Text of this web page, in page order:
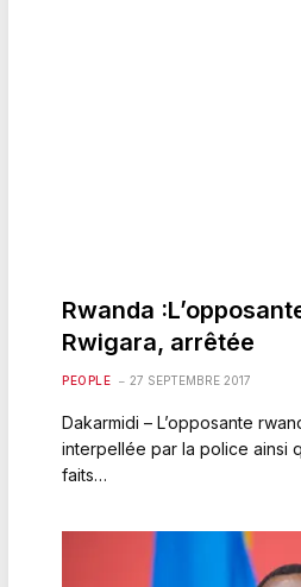
Rwanda
Rwigara, arrêtée
PEOPLE 27 SEPTEMBRE 2017
Dakarmidi – L’opposante
interpellée par la police ainsi
faits…